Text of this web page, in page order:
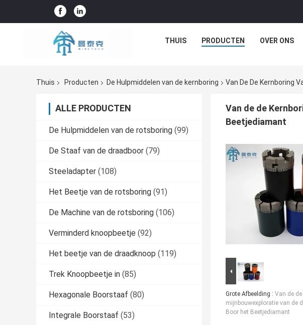
THUIS PRODUCTEN OVER ONS
Thuis Producten De Hulpmiddelen van de kernboring Van De De Kernboring
ALLE PRODUCTEN
De Hulpmiddelen van de rotsboring (99)
De Staaf van de draadboor (79)
Steeladapter (108)
Het Beetje van de rotsboring (91)
De Machine van de rotsboring (106)
Verminderd knoopbeetje (92)
Het beetje van de draadknoop (119)
Trek Knoopbeetje in (85)
Hexagonale Boorstaaf (80)
Integrale Boorstaaf (53)
Van de de
Beetjediamant
Grote Afbeelding : Van de
mijnbouwexploratie van de
Boor het Beetjediamant